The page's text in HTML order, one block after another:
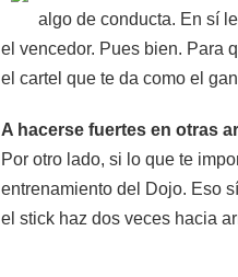
algo de conducta. En sí
el vencedor. Pues bien. Para
el cartel que te da como el
A hacerse fuertes en otras
Por otro lado, si lo que te
entrenamiento del Dojo. Eso
el stick haz dos veces hacia